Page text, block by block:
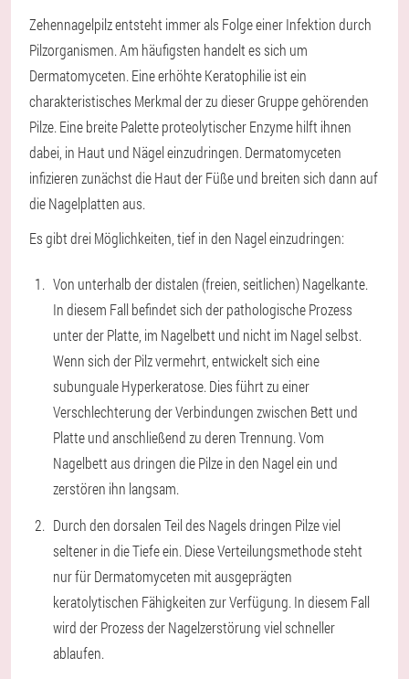
Zehennagelpilz entsteht immer als Folge einer Infektion durch
Pilzorganismen. Am häufigsten handelt es sich um
Dermatomyceten. Eine erhöhte Keratophilie ist ein
charakteristisches Merkmal der zu dieser Gruppe gehörenden
Pilze. Eine breite Palette proteolytischer Enzyme hilft ihnen
dabei, in Haut und Nägel einzudringen. Dermatomyceten
infizieren zunächst die Haut der Füße und breiten sich dann auf
die Nagelplatten aus.
Es gibt drei Möglichkeiten, tief in den Nagel einzudringen:
Von unterhalb der distalen (freien, seitlichen) Nagelkante.
In diesem Fall befindet sich der pathologische Prozess
unter der Platte, im Nagelbett und nicht im Nagel selbst.
Wenn sich der Pilz vermehrt, entwickelt sich eine
subunguale Hyperkeratose. Dies führt zu einer
Verschlechterung der Verbindungen zwischen Bett und
Platte und anschließend zu deren Trennung. Vom
Nagelbett aus dringen die Pilze in den Nagel ein und
zerstören ihn langsam.
Durch den dorsalen Teil des Nagels dringen Pilze viel
seltener in die Tiefe ein. Diese Verteilungsmethode steht
nur für Dermatomyceten mit ausgeprägten
keratolytischen Fähigkeiten zur Verfügung. In diesem Fall
wird der Prozess der Nagelzerstörung viel schneller
ablaufen.